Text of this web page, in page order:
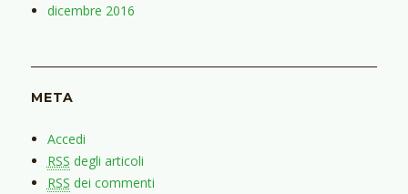
dicembre 2016
META
Accedi
RSS degli articoli
RSS dei commenti